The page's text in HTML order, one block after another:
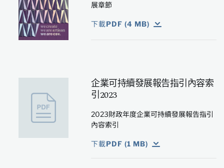
展章節
下載PDF (4 MB)
企業可持續發展報告指引內容索
引2023
2023財政年度企業可持續發展報告指引
內容索引
下載PDF (1 MB)